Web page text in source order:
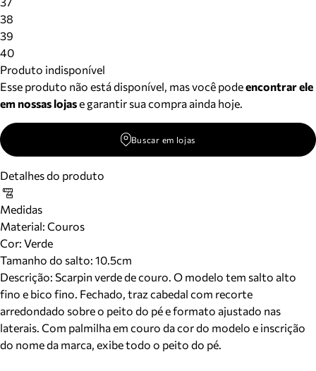
38
39
40
Produto indisponível
Esse produto não está disponível, mas você podeencontrar ele
em nossas lojase garantir sua compra ainda hoje.
Buscar em lojas
Detalhes do produto
Medidas
Material: Couros
Cor: Verde
Tamanho do salto: 10.5cm
Descrição: Scarpin verde de couro. O modelo tem salto alto
fino e bico fino. Fechado, traz cabedal com recorte
arredondado sobre o peito do pé e formato ajustado nas
laterais. Com palmilha em couro da cor do modelo e inscrição
do nome da marca, exibe todo o peito do pé.